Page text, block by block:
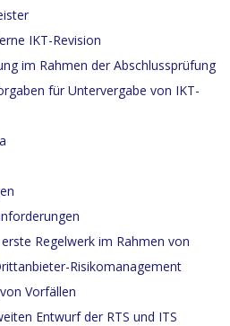
IKT-Revision
im Rahmen der Abschlussprüfung
für Untervergabe von IKT-
Regelwerk im Rahmen von
Risikomanagement
Vorfällen
Entwurf der RTS und ITS